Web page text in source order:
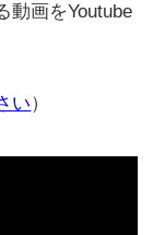
動画をYoutube
い）